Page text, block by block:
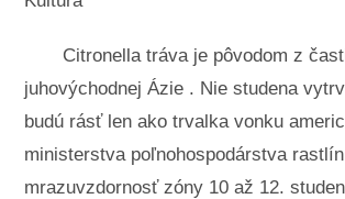
Citronella tráva je pôvodom z
juhovýchodnej Ázie . Nie studena
budú rásť len ako trvalka vonku
ministerstva poľnohospodárstva rastlín
mrazuvzdornosť zóny 10 až 12.